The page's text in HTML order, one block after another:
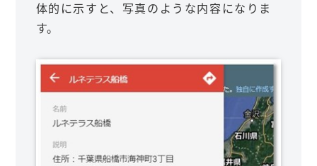
体的に示すと、写真のような内容になりま
す。